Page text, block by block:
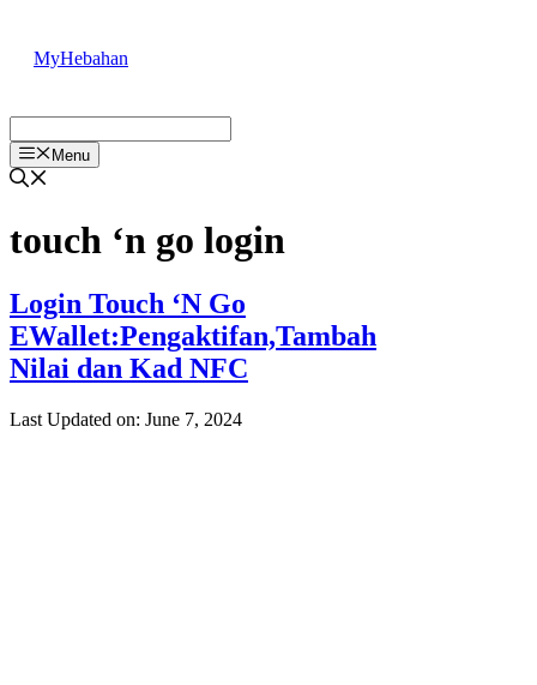
content
MyHebahan
Menu
touch ‘n go login
Login Touch ‘N Go
EWallet:Pengaktifan,Tambah
Nilai dan Kad NFC
Last Updated on: June 7, 2024